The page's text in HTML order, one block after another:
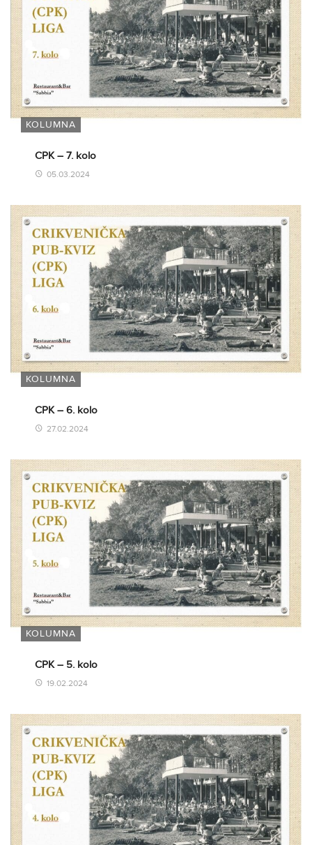
KOLUMNA
CPK – 7. kolo
05.03.2024
KOLUMNA
CPK – 6. kolo
27.02.2024
KOLUMNA
CPK – 5. kolo
19.02.2024